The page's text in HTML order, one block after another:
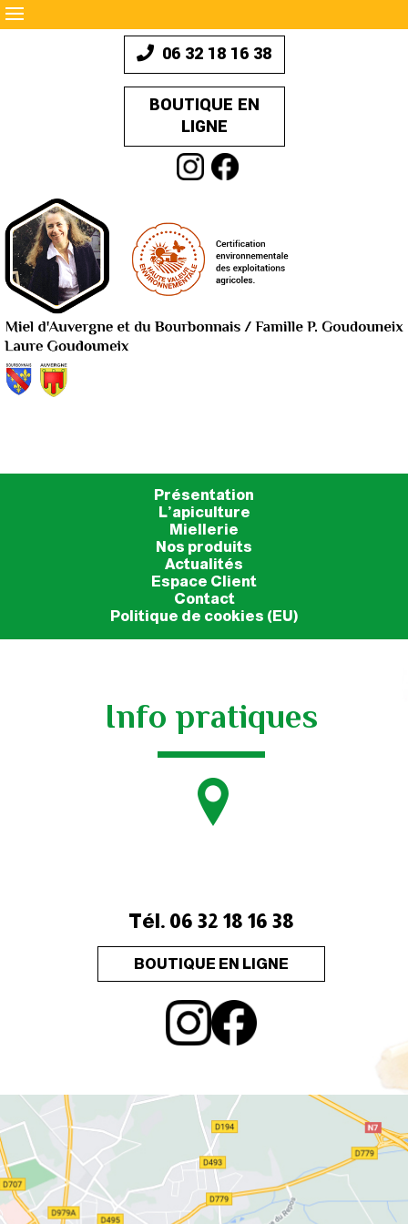
06 32 18 16 38
BOUTIQUE EN
LIGNE
Présentation
L’apiculture
Miellerie
Nos produits
Actualités
Espace Client
Contact
Politique de cookies (EU)
Info pratiques
Tél. 06 32 18 16 38
BOUTIQUE EN LIGNE